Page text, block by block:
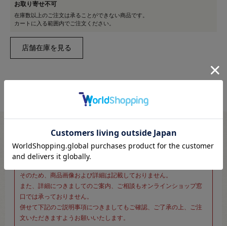
お取り寄せ不可
在庫数以上のご注文は承ることができない商品です。
カートに入る範囲内でご注文ください。
※新宿オカダヤ本店お取り扱い商品のご注文専用ページです※
こちらのページは、店頭にてあらかじめ商品詳細および商品コード
そのため、商品画像および詳細は記載しておりません。
また、詳細につきましてのご案内、ご相談もオンラインショップ窓
口では承っておりません。
併せて下記のご説明事項につきましてもご確認、ご了承の上、ご注
文いただきますようお願いいたします。